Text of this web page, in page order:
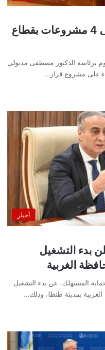
مجلس الوزراء يوافق على 4 مشروعات بقطاع
برئاسة الدكتور مصطفى مدبولي
على مشروع قرار…
أخبار
بدء التشغيل
الغربية
المستهلك، عن بدء التشغيل
الغربية بمدينة طنطا، وذلك…